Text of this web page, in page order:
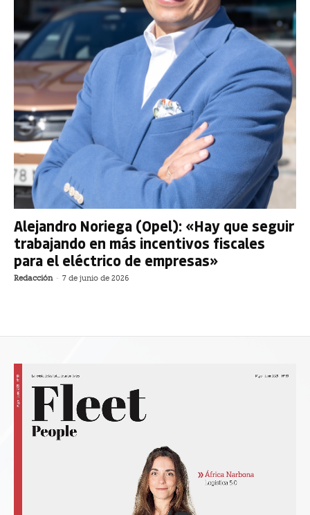
Alejandro Noriega (Opel): «Hay que seguir
trabajando en más incentivos fiscales
para el eléctrico de empresas»
Redacción - 7 de junio de 2026